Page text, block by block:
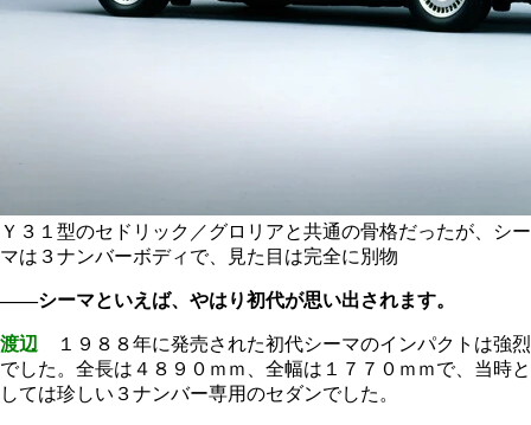
Ｙ３１型のセドリック／グロリアと共通の骨格だったが、シー
マは３ナンバーボディで、見た目は完全に別物
――シーマといえば、やはり初代が思い出されます。
渡辺 １９８８年に発売された初代シーマのインパクトは強烈
でした。全長は４８９０ｍｍ、全幅は１７７０ｍｍで、当時と
しては珍しい３ナンバー専用のセダンでした。